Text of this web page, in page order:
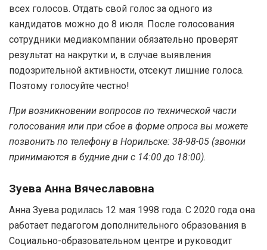
всех голосов. Отдать свой голос за одного из
кандидатов можно до 8 июля. После голосования
сотрудники медиакомпании обязательно проверят
результат на накрутки и, в случае выявления
подозрительной активности, отсекут лишние голоса.
Поэтому голосуйте честно!
При возникновении вопросов по технической части
голосования или при сбое в форме опроса вы можете
позвонить по телефону в Норильске: 38-98-05 (звонки
принимаются в будние дни с 14:00 до 18:00).
Зуева Анна Вячеславовна
Анна Зуева родилась 12 мая 1998 года. С 2020 года она
работает педагогом дополнительного образования в
Социально-образовательном центре и руководит